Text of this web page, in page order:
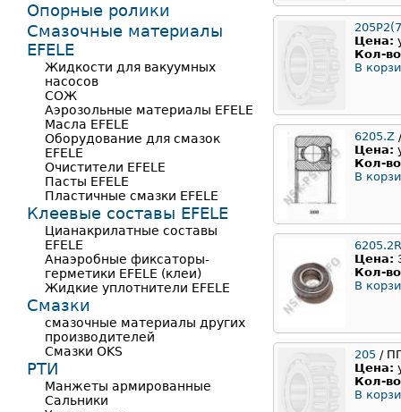
Цена:
Кол-
В
6205.Z
Цена:
Кол-
В
Цена:
Кол-
В
205 /
Цена:
Кол-
В
Опорные ролики
Смазочные материалы
EFELE
Жидкости для вакуумных
насосов
СОЖ
Аэрозольные материалы EFELE
Масла EFELE
Оборудование для смазок
EFELE
Очистители EFELE
Пасты EFELE
Пластичные смазки EFELE
Клеевые составы EFELE
Цианакрилатные составы
EFELE
Анаэробные фиксаторы-
герметики EFELE (клеи)
Жидкие уплотнители EFELE
Смазки
смазочные материалы других
производителей
Смазки OKS
РТИ
Манжеты армированные
Сальники